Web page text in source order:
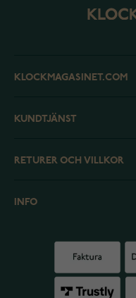
KLOCKMAGASINET.COM
KUNDTJÄNST
RETURER OCH VILLKOR
INFO